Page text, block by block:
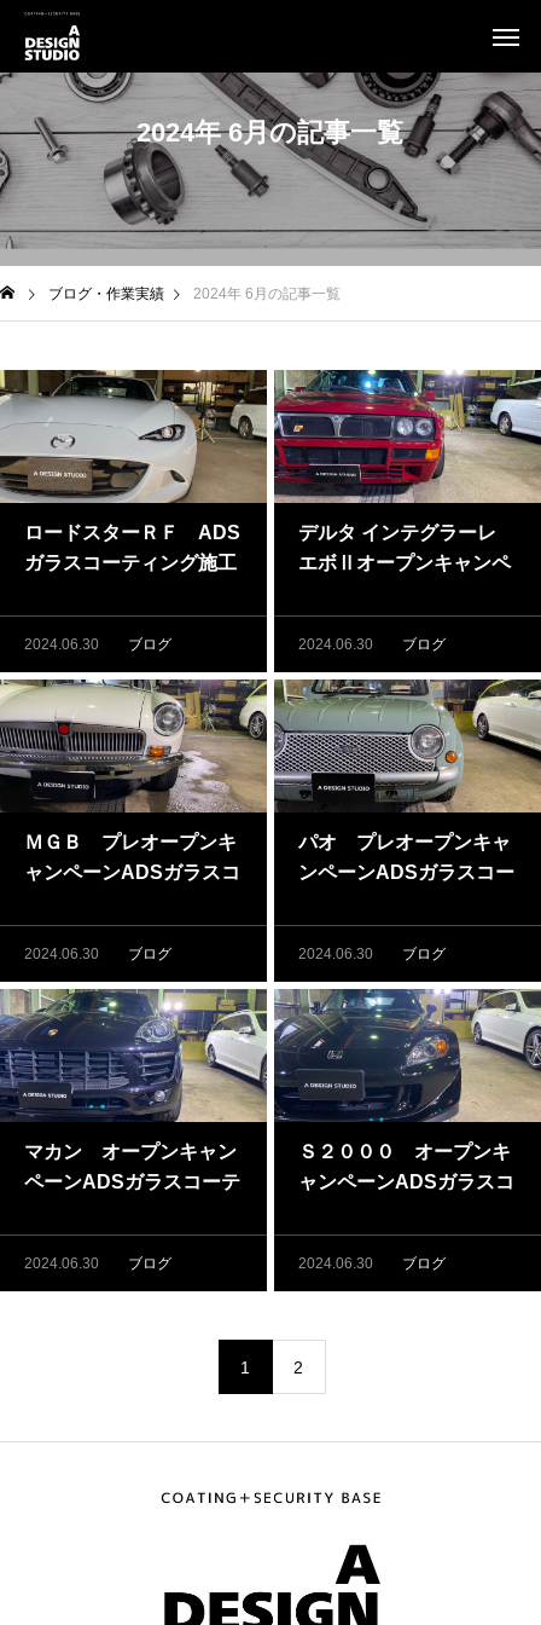
2024年 6月の記事一覧
ブログ・作業実績 2024年 6月の記事一覧
ロードスターＲＦ ADS
ガラスコーティング施工
コーティングするならA
DSへ）
2024.06.30 ブログ
デルタ インテグラーレ
エボⅡオープンキャンペ
ング施工（藤沢・茅ヶ崎
でガラスコーティングす
るならADSへ）
2024.06.30 ブログ
ＭＧＢ プレオープンキ
ャンペーンADSガラスコ
（藤沢・茅ヶ崎でガラス
コーティングするならA
DSへ）
2024.06.30 ブログ
パオ プレオープンキャ
ンペーンADSガラスコー
ヶ崎でガラスコーティン
グするならADSへ）
2024.06.30 ブログ
マカン オープンキャン
ペーンADSガラスコーテ
崎でガラスコーティング
するならADSへ）
2024.06.30 ブログ
Ｓ２０００ オープンキ
ャンペーンADSガラスコ
茅ヶ崎でガラスコーティ
ングするならADSへ）
2024.06.30 ブログ
1 2